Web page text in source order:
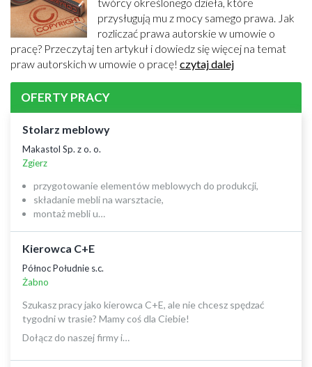
przysługują mu z mocy samego prawa. Jak
rozliczać prawa autorskie w umowie o
pracę? Przeczytaj ten artykuł i dowiedz się więcej na temat
praw autorskich w umowie o pracę! czytaj dalej
OFERTY PRACY
Stolarz meblowy
Makastol Sp. z o. o.
Zgierz
przygotowanie elementów meblowych do produkcji,
składanie mebli na warsztacie,
montaż mebli u…
Kierowca C+E
Północ Południe s.c.
Żabno
Szukasz pracy jako kierowca C+E, ale nie chcesz spędzać
tygodni w trasie? Mamy coś dla Ciebie!
Dołącz do naszej firmy i…